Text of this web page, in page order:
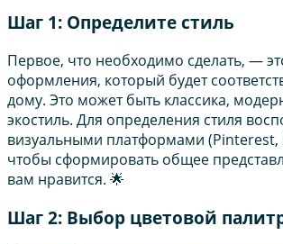
Шаг 1: Определите стиль
Первое, что необходимо сделать, —
оформления, который будет
дому. Это может быть классика,
экостиль. Для определения стиля
визуальными платформами (Pinterest,
чтобы сформировать общее
вам нравится. 🌟
Шаг 2: Выбор цветовой